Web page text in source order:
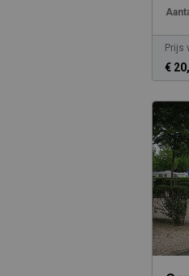
Prijs
€